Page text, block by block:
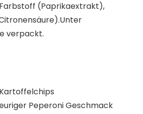
(Paprikaextrakt),
verpackt.
Peperoni Geschmack